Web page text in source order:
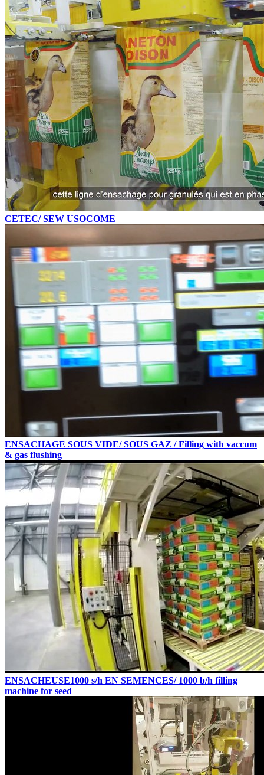
CETEC/ SEW USOCOME
ENSACHAGE SOUS VIDE/ SOUS GAZ / Filling with vaccum
& gas flushing
ENSACHEUSE1000 s/h EN SEMENCES/ 1000 b/h filling
machine for seed